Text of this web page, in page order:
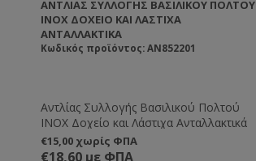
ΑΝΤΛΊΑΣ ΣΥΛΛΟΓΉΣ ΒΑΣΙΛΙΚΟΎ ΠΟΛΤΟΎ
INOX ΔΟΧΕΊΟ ΚΑΙ ΛΆΣΤΙΧΑ
ΑΝΤΑΛΛΑΚΤΙΚΆ
Κωδικός προϊόντος: AN852201
Αντλίας Συλλογής Βασιλικού Πολτού
INOX Δοχείο και Λάστιχα Ανταλλακτικά
€15,00 χωρίς ΦΠΑ
€18,60 με ΦΠΑ